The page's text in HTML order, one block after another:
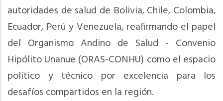
autoridades de salud de Bolivia, Chile, Colombia,
Ecuador, Perú y Venezuela, reafirmando el papel
del Organismo Andino de Salud - Convenio
Hipólito Unanue (ORAS-CONHU) como el espacio
político y técnico por excelencia para los
desafíos compartidos en la región.